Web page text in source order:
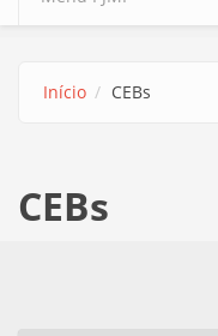
Início CEBs
CEBs